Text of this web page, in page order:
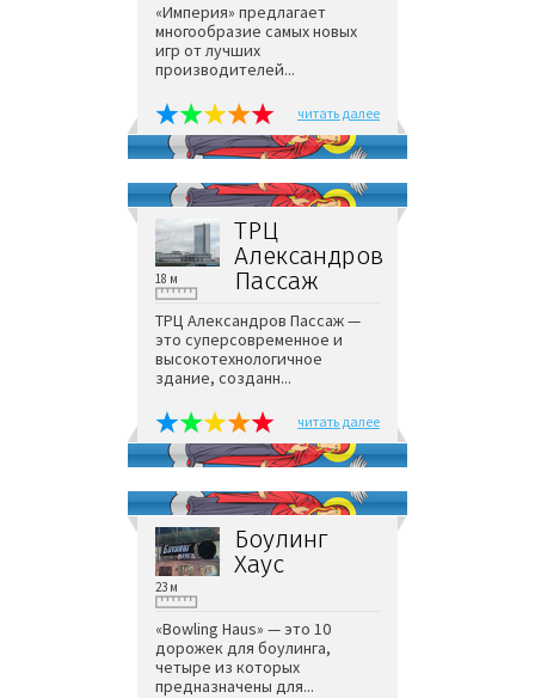
«Империя» предлагает
многообразие самых новых
игр от лучших
производителей...
читать далее
ТРЦ
Александров
Пассаж
18 м
ТРЦ Александров Пассаж —
это суперсовременное и
высокотехнологичное
здание, созданн...
читать далее
Боулинг
Хаус
23 м
«Bowling Haus» — это 10
дорожек для боулинга,
четыре из которых
предназначены для...